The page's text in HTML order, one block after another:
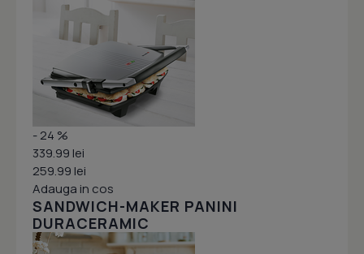
- 24 %
339.99 lei
259.99 lei
Adauga in cos
SANDWICH-MAKER PANINI
DURACERAMIC